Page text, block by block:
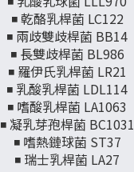
◾ 乾酪乳桿菌 LC122
◾ 兩歧雙歧桿菌 BB14
◾ 長雙歧桿菌 BL986
◾ 羅伊氏乳桿菌 LR21
◾ 乳酸乳桿菌 LDL114
◾ 嗜酸乳桿菌 LA1063
◾ 凝乳芽孢桿菌 BC1031
◾ 嗜熱鏈球菌 ST37
◾ 瑞士乳桿菌 LA27